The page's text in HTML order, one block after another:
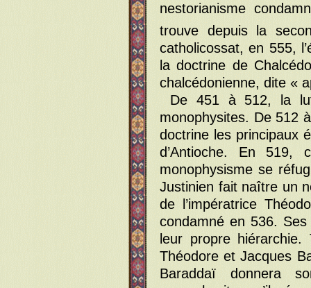
nestorianisme
trouve depuis la
catholicossat, en 555,
la doctrine de
chalcédonienne, dite «
De 451 à 512, la
monophysites. De 512
doctrine les principaux
d’Antioche. En 519,
monophysisme se
Justinien fait naître un
de l’impératrice
condamné en 536. Ses
leur propre
Théodore et Jacques
Baraddaï donnera